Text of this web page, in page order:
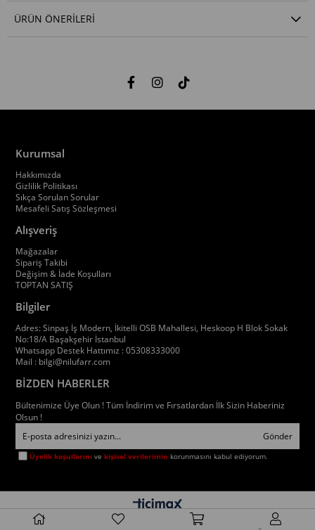
ÜRÜN ÖNERILERI
Kurumsal
Hakkımızda
Gizlilik Politikası
Sıkça Sorulan Sorular
Mesafeli Satış Sözleşmesi
Alışveriş
Mağazalar
Sipariş Takibi
Değişim & İade Koşulları
TOPTAN SATIŞ
Bilgiler
Adres: Sinpaş İş Modern, İkitelli OSB Mahallesi, Heskoop H Blok Sokak
No:18/A Başakşehir İstanbul
Whatsapp Destek Hattımız : 05308333000
Mail : bilgi@nilufarr.com
BİZDEN HABERLER
Bültenimize Üye Olun ! Tüm İndirim ve Fırsatlardan İlk Sizin Haberiniz
Olsun !
Gönder
Üyelik koşullarını vekişisel verilerimin korunmasını kabul ediyorum.